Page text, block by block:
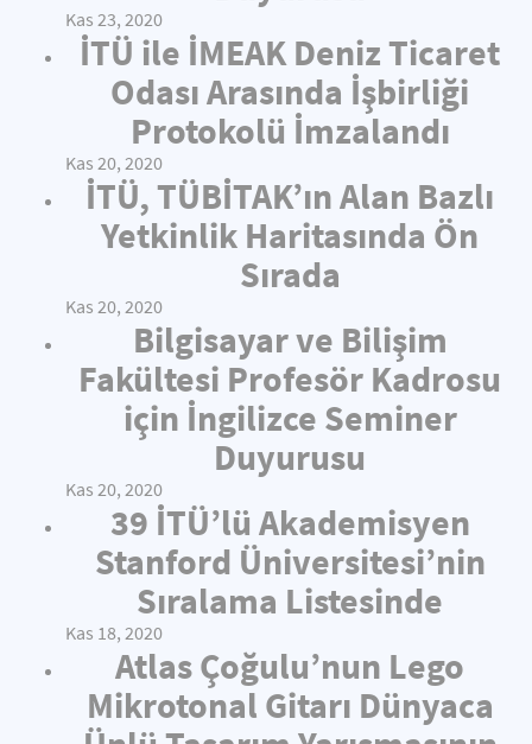
Kas 23, 2020
İTÜ ile İMEAK Deniz Ticaret
Odası Arasında İşbirliği
Protokolü İmzalandı
Kas 20, 2020
İTÜ, TÜBİTAK’ın Alan Bazlı
Yetkinlik Haritasında Ön
Sırada
Kas 20, 2020
Bilgisayar ve Bilişim
Fakültesi Profesör Kadrosu
için İngilizce Seminer
Duyurusu
Kas 20, 2020
39 İTÜ’lü Akademisyen
Stanford Üniversitesi’nin
Sıralama Listesinde
Kas 18, 2020
Atlas Çoğulu’nun Lego
Mikrotonal Gitarı Dünyaca